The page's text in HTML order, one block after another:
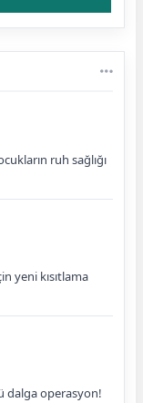
ruh sağlığı
yeni kısıtlama
dalga operasyon!